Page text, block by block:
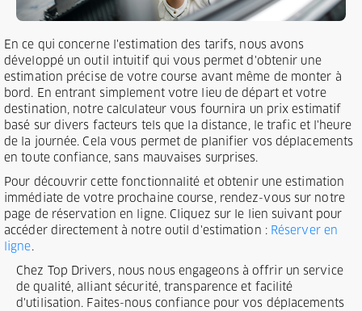
En ce qui concerne l'estimation des tarifs, nous avons
développé un outil intuitif qui vous permet d'obtenir une
estimation précise de votre course avant même de monter à
bord. En entrant simplement votre lieu de départ et votre
destination, notre calculateur vous fournira un prix estimatif
basé sur divers facteurs tels que la distance, le trafic et l'heure
de la journée. Cela vous permet de planifier vos déplacements
en toute confiance, sans mauvaises surprises.
Pour découvrir cette fonctionnalité et obtenir une estimation
immédiate de votre prochaine course, rendez-vous sur notre
page de réservation en ligne. Cliquez sur le lien suivant pour
accéder directement à notre outil d'estimation : Réserver en
ligne.
Chez Top Drivers, nous nous engageons à offrir un service
de qualité, alliant sécurité, transparence et facilité
d'utilisation. Faites-nous confiance pour vos déplacements